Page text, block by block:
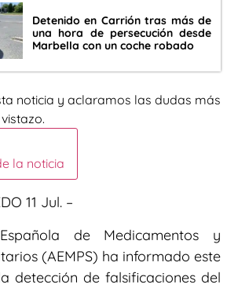
Detenido en Carrión tras más de
una hora de persecución desde
Marbella con un coche robado
noticia y aclaramos las dudas más
la noticia
11 Jul. –
de Medicamentos y
(AEMPS) ha informado este
detección de falsificaciones del